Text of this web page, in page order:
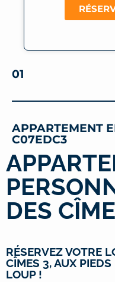
01
APPARTEMENT
C07EDC3
DES
RÉSERVEZ VOTRE
CÎMES 3, AUX
LOUP !